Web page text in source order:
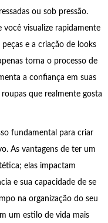
ou sob pressão.
visualize rapidamente
e a criação de looks
torna o processo de
a confiança em suas
que realmente gosta
fundamental para criar
As vantagens de ter um
elas impactam
e sua capacidade de se
na organização do seu
um estilo de vida mais